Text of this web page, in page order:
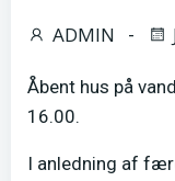
ADMIN -
Åbent hus på
16.00.
I anledning af